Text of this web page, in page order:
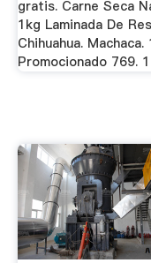
gratis. Carne Seca
1kg Laminada De
Chihuahua. Machaca.
Promocionado 769.